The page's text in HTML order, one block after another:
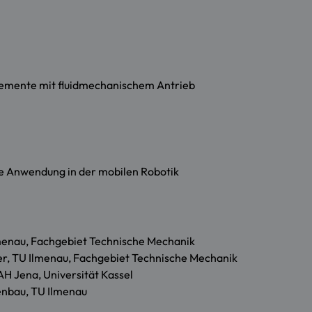
mit fluidmechanischem Antrieb
in der mobilen Robotik
Fachgebiet Technische Mechanik
Ilmenau, Fachgebiet Technische Mechanik
Jena, Universität Kassel
TU Ilmenau